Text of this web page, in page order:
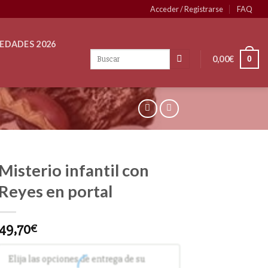
Acceder / Registrarse FAQ
2026
0,00€ 0
Misterio infantil con
Reyes en portal
€
Elija las opciones de entrega de su